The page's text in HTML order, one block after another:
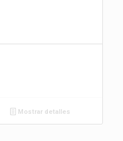
Mostrar detalles